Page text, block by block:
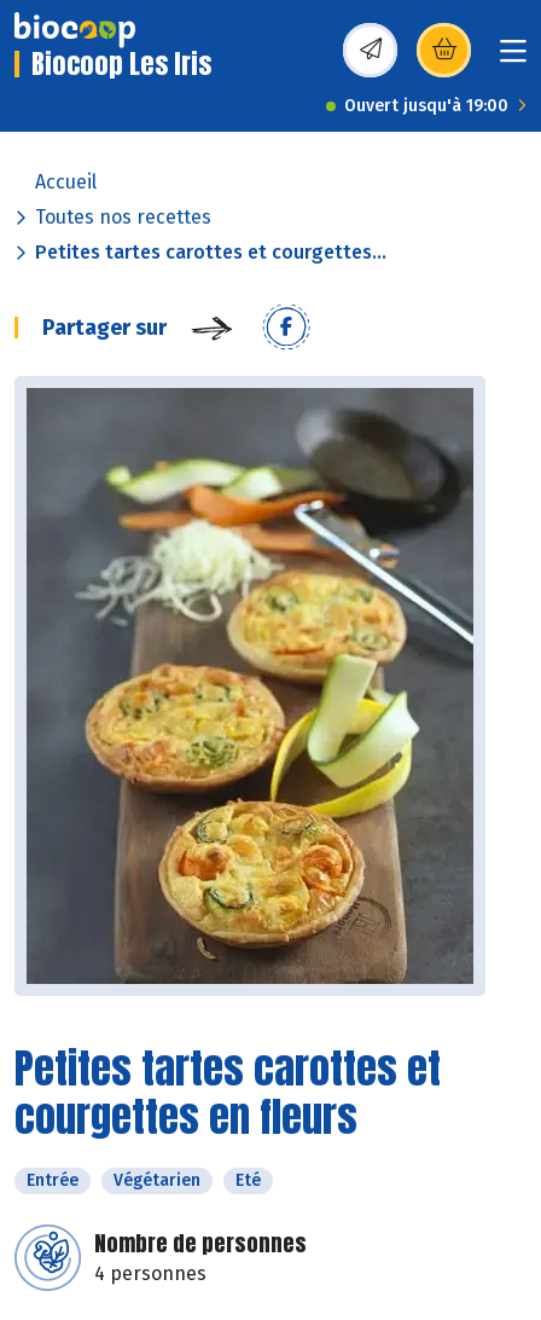
Biocoop Les Iris (s’ouvre dans une
Ouvert jusqu'à 19:00
Accueil
Toutes nos recettes
Petites tartes carottes et courgettes...
Partager sur
Petites tartes carottes et
courgettes en fleurs
Entrée Végétarien Eté
Nombre de personnes
4 personnes